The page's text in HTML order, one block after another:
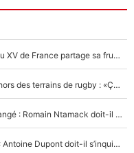
Mis de côté par Fabien Galthié, un joueur du XV de France partage sa frustration : «ils ne me l’ont pas dit tout de suite»
La raison d'être de Matthieu Jalibert en dehors des terrains de rugby : «Ça m'atteint autant que si tu touches à un membre de ma famille»
XV de France - Matthieu Jalibert a tout changé : Romain Ntamack doit-il s’inquiéter pour sa place à un an de la Coupe du monde ?
«Le XV de France est meilleur avec Lucu» : Antoine Dupont doit-il s’inquiéter pour sa place ?